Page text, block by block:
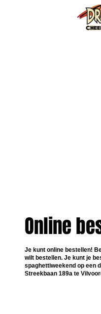
Online
Je kunt online bestellen!
wilt bestellen. Je kunt je
spaghettiweekend op een
Streekbaan 189a te